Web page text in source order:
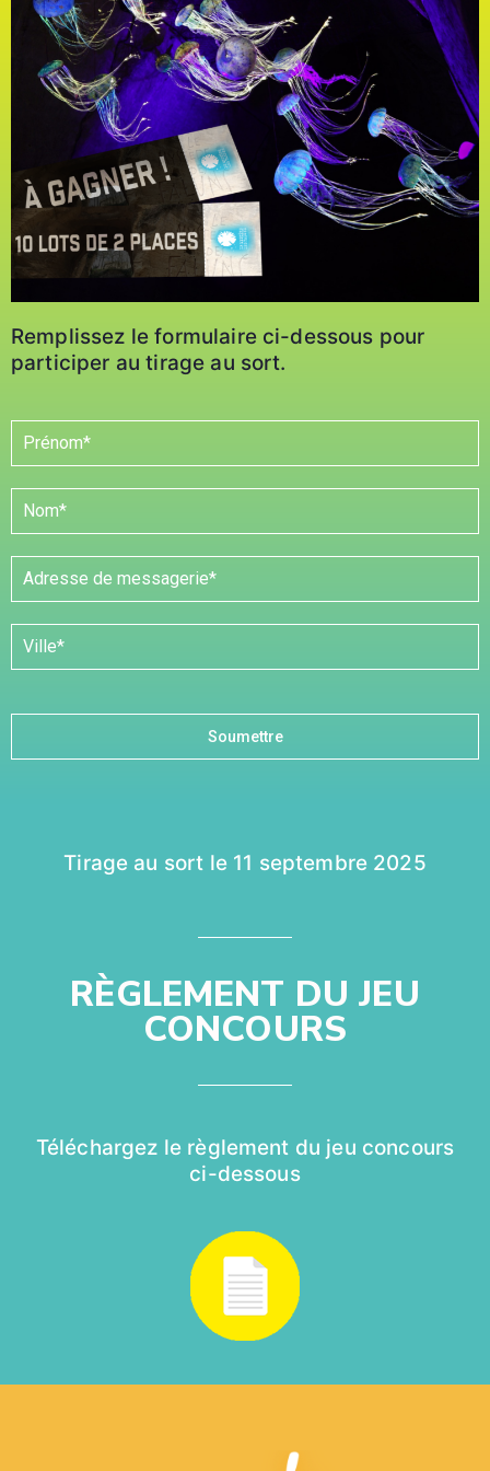
Remplissez le formulaire ci-dessous pour
participer au tirage au sort.
Soumettre
Tirage au sort le 11 septembre 2025
RÈGLEMENT DU JEU
CONCOURS
Téléchargez le règlement du jeu concours
ci-dessous